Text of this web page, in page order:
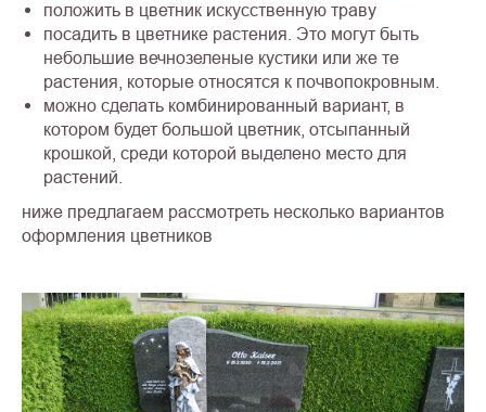
положить в цветник искусственную траву
посадить в цветнике растения. Это могут быть
небольшие вечнозеленые кустики или же те
растения, которые относятся к почвопокровным.
можно сделать комбинированный вариант, в
котором будет большой цветник, отсыпанный
крошкой, среди которой выделено место для
растений.
ниже предлагаем рассмотреть несколько вариантов
оформления цветников